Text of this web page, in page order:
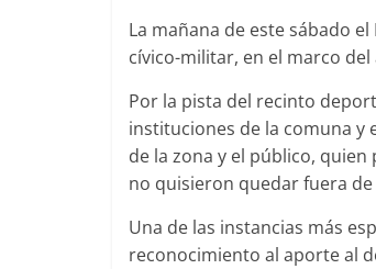
La mañana de este sábado
cívico-militar, en el marco
Por la pista del recinto
instituciones de la comuna y
de la zona y el público,
no quisieron quedar fuera
Una de las instancias más
reconocimiento al aporte al